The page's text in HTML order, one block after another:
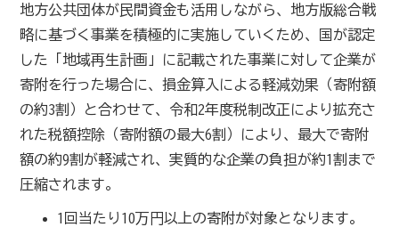
地方公共団体が民間資金も活用しながら、地方版総合戦
略に基づく事業を積極的に実施していくため、国が認定
した「地域再生計画」に記載された事業に対して企業が
寄附を行った場合に、損金算入による軽減効果（寄附額
の約3割）と合わせて、令和2年度税制改正により拡充さ
れた税額控除（寄附額の最大6割）により、最大で寄附
額の約9割が軽減され、実質的な企業の負担が約1割まで
圧縮されます。
1回当たり10万円以上の寄附が対象となります。